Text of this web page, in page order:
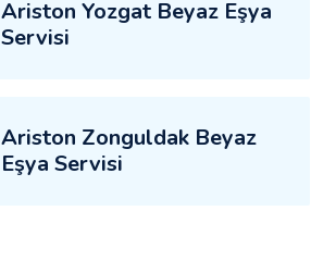
Ariston Yozgat Beyaz Eşya
Servisi
Ariston Zonguldak Beyaz
Eşya Servisi